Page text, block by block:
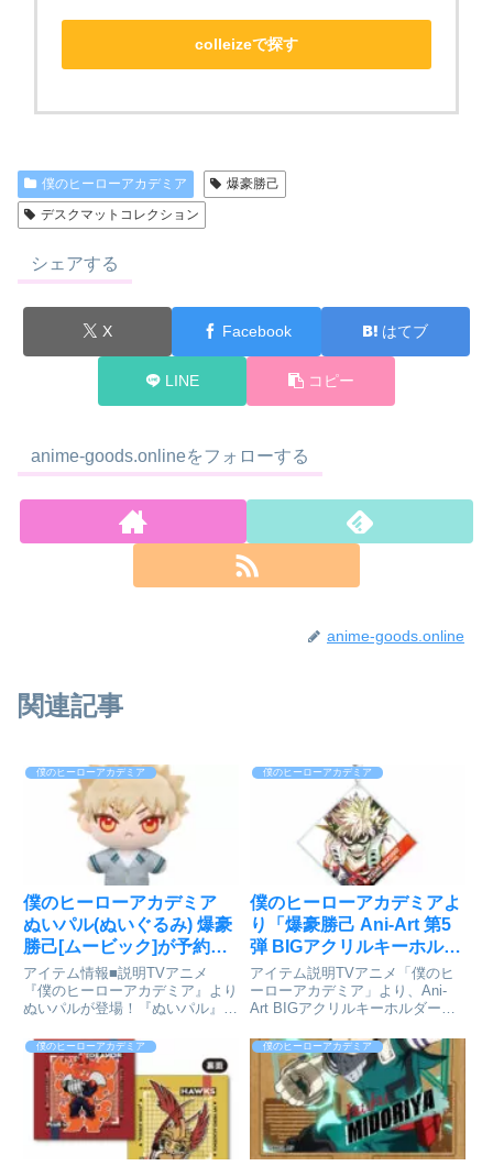
colleizeで探す
僕のヒーローアカデミア
爆豪勝己
デスクマットコレクション
シェアする
X Facebook はてブ
LINE コピー
anime-goods.onlineをフォローする
anime-goods.online
関連記事
僕のヒーローアカデミア
僕のヒーローアカデミア
ぬいパル(ぬいぐるみ) 爆豪
勝己[ムービック]が予約受
付中
アイテム情報■説明TVアニメ
『僕のヒーローアカデミア』より
ぬいパルが登場！『ぬいパル』と
かみある、手のひらサイズのぬい
ぐるみシリーズ。大切な髪はふわ
ふわ仕上げ。浮き上がりやすい前
髪は刺繍で抑えて崩れ知らず。
あ...
僕のヒーローアカデミア
僕のヒーローアカデミアよ
り「爆豪勝己 Ani-Art 第5
弾 BIGアクリルキーホルダ
ー」が予約受付開始
アイテム説明TVアニメ「僕のヒ
ーローアカデミア」より、Ani-
Art BIGアクリルキーホルダーの
チで魅力的に表現し、BIGなアク
リルキーホルダーに仕上げまし
た。キャラカラーでデザインして
います。カバンや小物に...
僕のヒーローアカデミア 僕のヒーローアカデミア